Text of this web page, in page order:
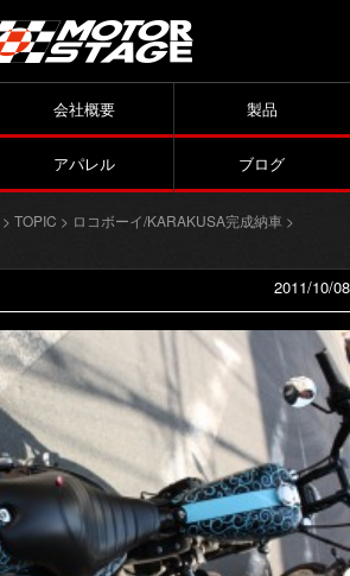
会社概要 製品
アパレル ブログ
> TOPIC > ロコボーイ/KARAKUSA完成納車 >
2011/10/08